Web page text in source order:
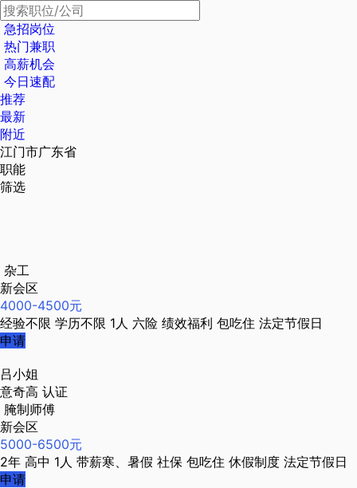
急招岗位
热门兼职
高薪机会
今日速配
推荐
最新
附近
江门市广东省
职能
筛选
杂工
新会区
4000-4500元
经验不限 学历不限 1人 六险 绩效福利 包吃住 法定节假日
申请
吕小姐
意奇高 认证
腌制师傅
新会区
5000-6500元
2年 高中 1人 带薪寒、暑假 社保 包吃住 休假制度 法定节假日
申请